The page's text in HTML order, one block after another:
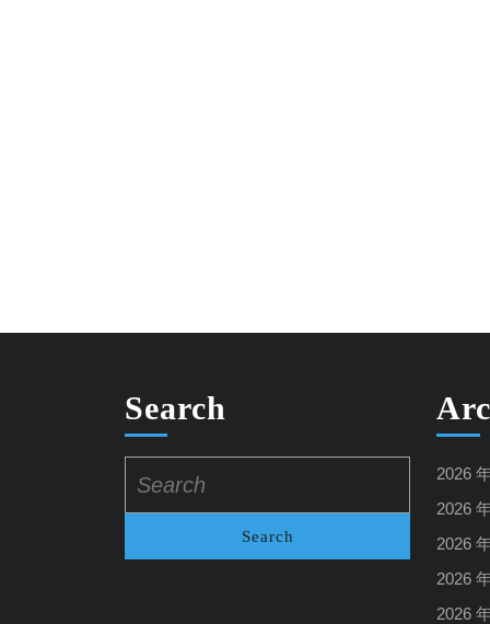
Search
for:
2026
2026
2026
2026
2026